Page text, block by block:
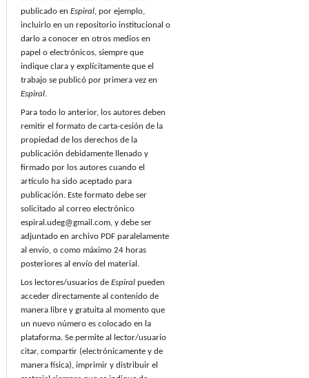
publicado en Espiral, por ejemplo,
incluirlo en un repositorio institucional o
darlo a conocer en otros medios en
papel o electrónicos, siempre que
indique clara y explícitamente que el
trabajo se publicó por primera vez en
Espiral.
Para todo lo anterior, los autores deben
remitir el formato de carta-cesión de la
propiedad de los derechos de la
publicación debidamente llenado y
firmado por los autores cuando el
artículo ha sido aceptado para
publicación. Este formato debe ser
solicitado al correo electrónico
espiral.udeg@gmail.com, y debe ser
adjuntado en archivo PDF paralelamente
al envío, o como máximo 24 horas
posteriores al envío del material.
Los lectores/usuarios de Espiral pueden
acceder directamente al contenido de
manera libre y gratuita al momento que
un nuevo número es colocado en la
plataforma. Se permite al lector/usuario
citar, compartir (electrónicamente y de
manera física), imprimir y distribuir el